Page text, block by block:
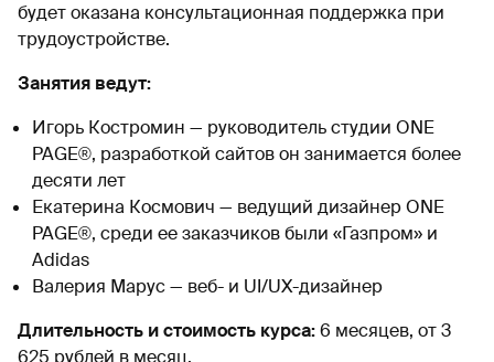
будет оказана консультационная поддержка при
трудоустройстве.
Занятия ведут:
Игорь Костромин — руководитель студии ONE
PAGE®, разработкой сайтов он занимается более
десяти лет
Екатерина Космович — ведущий дизайнер ONE
PAGE®, среди ее заказчиков были «Газпром» и
Adidas
Валерия Марус — веб- и UI/UX-дизайнер
Длительность и стоимость курса:6 месяцев, от 3
625 рублей в месяц.